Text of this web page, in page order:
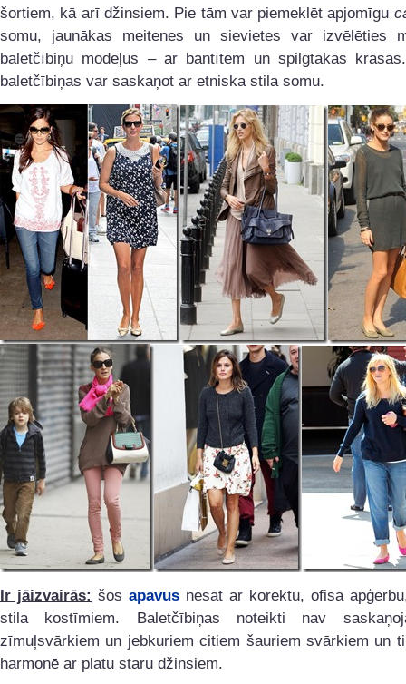
šortiem, kā arī džinsiem. Pie tām var piemeklēt apjomīgu
somu, jaunākas meitenes un sievietes var izvēlēties
baletčībiņu modeļus – ar bantītēm un spilgtākās
baletčībiņas var saskaņot ar etniska stila somu.
Ir jāizvairās: šos apavus nēsāt ar korektu, ofisa
stila kostīmiem. Baletčībiņas noteikti nav
zīmuļsvārkiem un jebkuriem citiem šauriem svārkiem un
harmonē ar platu staru džinsiem.